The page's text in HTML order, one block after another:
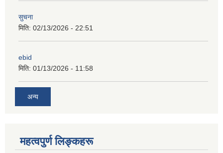
सुचना
मिति: 02/13/2026 - 22:51
ebid
मिति: 01/13/2026 - 11:58
अन्य
महत्वपुर्ण लिङ्कहरू